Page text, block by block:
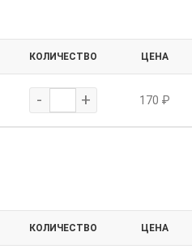
КОЛИЧЕСТВО ЦЕНА
- + 170 ₽
КОЛИЧЕСТВО ЦЕНА